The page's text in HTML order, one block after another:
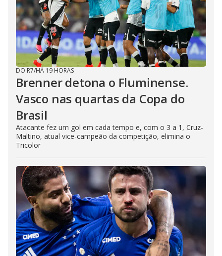
DO R7/HÁ 19 HORAS
Brenner detona o Fluminense.
Vasco nas quartas da Copa do
Brasil
Atacante fez um gol em cada tempo e, com o 3 a 1, Cruz-
Maltino, atual vice-campeão da competição, elimina o
Tricolor